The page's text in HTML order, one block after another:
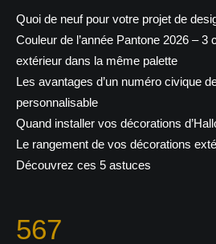
Quoi de neuf pour votre projet de
Couleur de l’année Pantone 2026 –
extérieur dans la même palette
Les avantages d’un numéro civique
personnalisable
Quand installer vos décorations
Le rangement de vos décorations
Découvrez ces 5 astuces
567